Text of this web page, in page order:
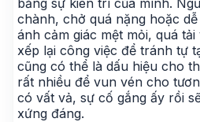
bằng sự kiên trì của mình.
chành, chở quá nặng hoặc
ánh cảm giác mệt mỏi, quá
xếp lại công việc để tránh tự
cũng có thể là dấu hiệu cho
rất nhiều để vun vén cho
có vất vả, sự cố gắng ấy rồi
xứng đáng.